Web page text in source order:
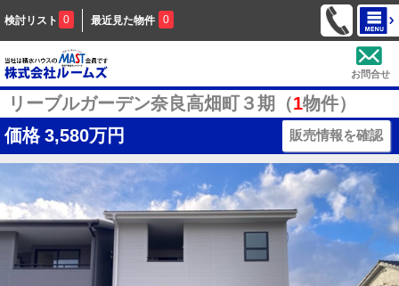
検討リスト 0 最近見た物件 0
お問合せ
リーブルガーデン奈良高畑町３期（1物件）
価格 3,580万円 販売情報を確認